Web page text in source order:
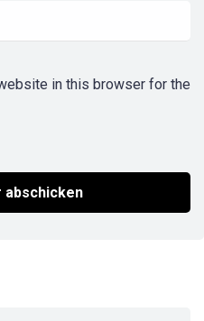
in this browser for the